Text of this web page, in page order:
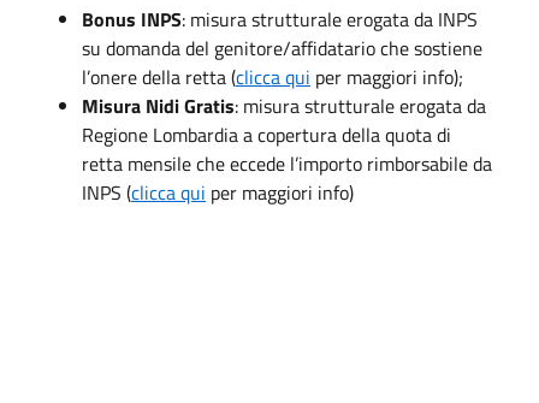
Bonus INPS: misura strutturale erogata da INPS
su domanda del genitore/affidatario che sostiene
l’onere della retta (clicca qui per maggiori info);
Misura Nidi Gratis: misura strutturale erogata da
Regione Lombardia a copertura della quota di
retta mensile che eccede l’importo rimborsabile da
INPS (clicca qui per maggiori info)